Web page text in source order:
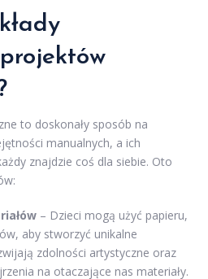
to doskonały sposób na
manualnych, a ich
znajdzie coś dla siebie. Oto
– Dzieci mogą użyć papieru,
aby stworzyć unikalne
zdolności artystyczne oraz
na otaczające nas materiały.